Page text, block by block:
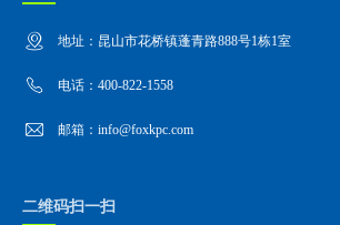
地址：昆山市花桥镇蓬青路888号1栋1室
电话：400-822-1558
邮箱：info@foxkpc.com
二维码扫一扫